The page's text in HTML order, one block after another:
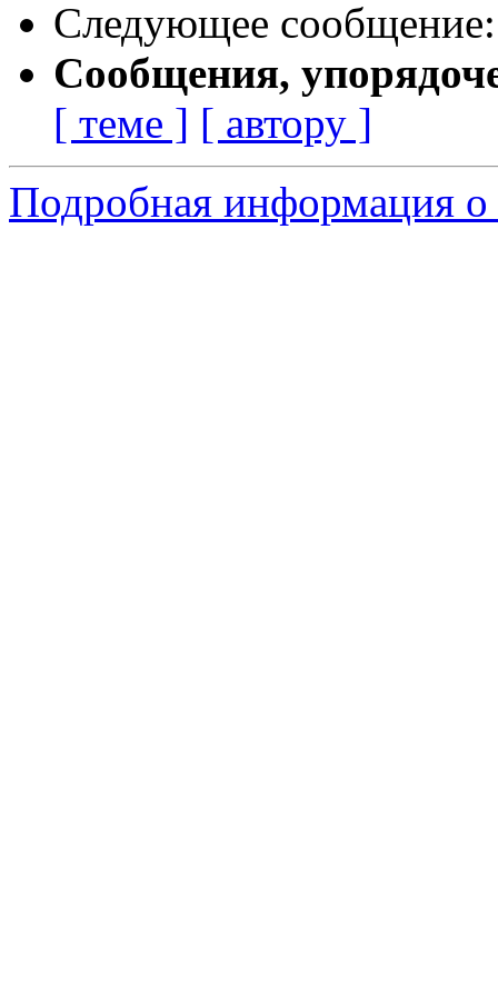
Следующее
Сообщения,
[ теме ] [ автору ]
Подробная информация